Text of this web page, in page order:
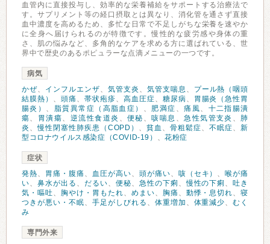
血管内に直接投与し、効率的な栄養補給をサポートする治療法で
す。サプリメント等の経口摂取とは異なり、消化管を通さず直接
血中濃度を高めるため、多忙な日常で不足しがちな栄養を速やか
に全身へ届けられるのが特徴です。慢性的な疲労感や身体の重
さ、肌の悩みなど、多角的なケアを求める方に選ばれている、世
界中で歴史のあるポピュラーな点滴メニューの一つです。
病気
かぜ、 インフルエンザ、 気管支炎 、 気管支喘息 、
プール熱（咽頭
結膜熱） 、 頭痛 、 帯状疱疹、 高血圧症、 糖尿病、
胃腸炎（急性胃
腸炎） 、 脂質異常症（高脂血症） 、 肥満症 、痛風、 十二指腸潰
瘍、 胃潰瘍、 逆流性食道炎 、 便秘 、咳喘息 、急性気管支炎 、 肺
炎 、慢性閉塞性肺疾患（COPD） 、貧血 、骨粗鬆症、不眠症、新
型コロナウイルス感染症（COVID-19） 、花粉症
症状
発熱、 胃痛・腹痛 、 血圧が高い、 頭が痛い、 咳（セキ） 、喉が痛
い、 鼻水が出る 、 だるい、 便秘、 急性の下痢 、慢性の下痢 、吐き
気・嘔吐、 胸やけ・胃もたれ、 めまい、 胸痛 、 動悸・息切れ、寝
つきが悪い・不眠、 手足がしびれる 、 体重増加 、 体重減少、むく
み
専門外来